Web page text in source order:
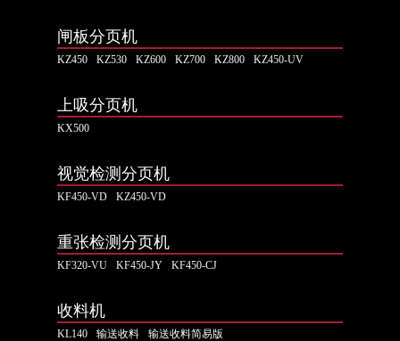
闸板分页机
KZ450 KZ530 KZ600 KZ700 KZ800 KZ450-UV
上吸分页机
KX500
视觉检测分页机
KF450-VD KZ450-VD
重张检测分页机
KF320-VU KF450-JY KF450-CJ
收料机
KL140 输送收料 输送收料简易版